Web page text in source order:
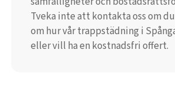
Tveka inte att kontakta oss om
om hur vår trappstädning i
eller vill ha en kostnadsfri offert.